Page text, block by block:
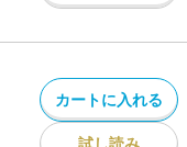
カートに入れる